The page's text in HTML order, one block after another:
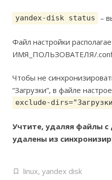
yandex-disk status –
Файл настройки
ИМЯ_ПОЛЬЗОВАТЕЛЯ/
Чтобы не
“Загрузки”, в файле
exclude-
Учтите, удаляя файлы с
удалены из
linux, yandex disk